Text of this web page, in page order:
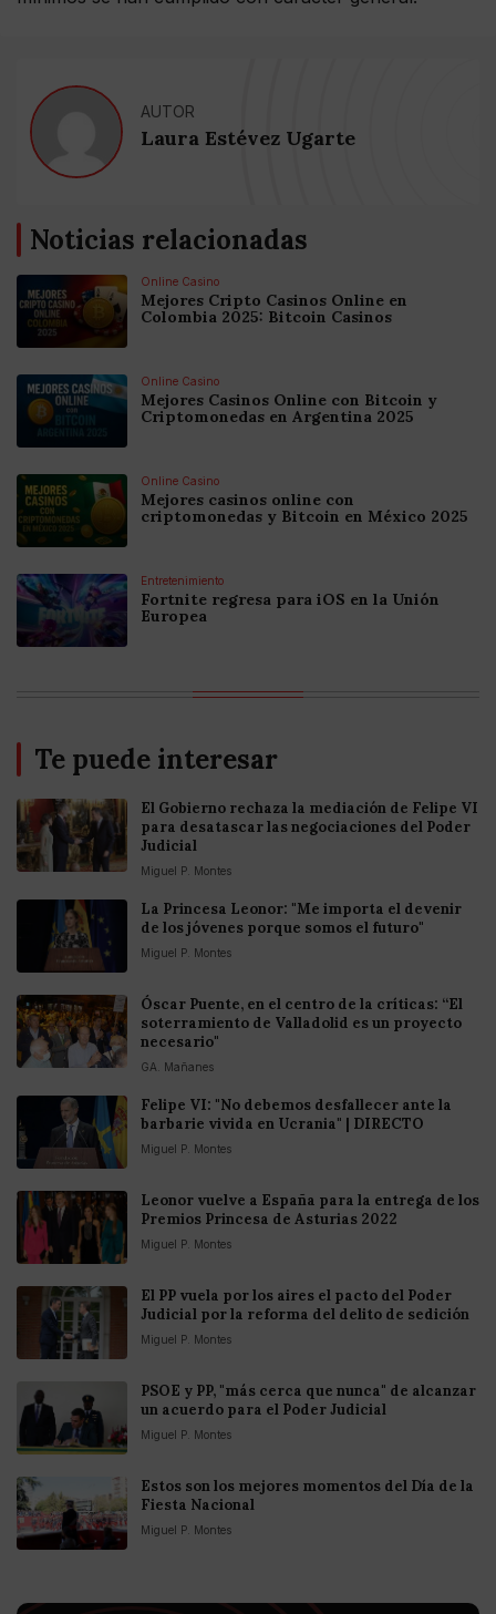
AUTOR
Laura Estévez Ugarte
Noticias relacionadas
Online Casino
Mejores Cripto Casinos Online en
Colombia 2025: Bitcoin Casinos
Online Casino
Mejores Casinos Online con Bitcoin y
Criptomonedas en Argentina 2025
Online Casino
Mejores casinos online con
criptomonedas y Bitcoin en México 2025
Entretenimiento
Fortnite regresa para iOS en la Unión
Europea
Te puede interesar
El Gobierno rechaza la mediación de Felipe VI
para desatascar las negociaciones del Poder
Judicial
Miguel P. Montes
La Princesa Leonor: "Me importa el devenir
de los jóvenes porque somos el futuro"
Miguel P. Montes
Óscar Puente, en el centro de la críticas: “El
soterramiento de Valladolid es un proyecto
necesario"
GA. Mañanes
Felipe VI: "No debemos desfallecer ante la
barbarie vivida en Ucrania" | DIRECTO
Miguel P. Montes
Leonor vuelve a España para la entrega de los
Premios Princesa de Asturias 2022
Miguel P. Montes
El PP vuela por los aires el pacto del Poder
Judicial por la reforma del delito de sedición
Miguel P. Montes
PSOE y PP, "más cerca que nunca" de alcanzar
un acuerdo para el Poder Judicial
Miguel P. Montes
Estos son los mejores momentos del Día de la
Fiesta Nacional
Miguel P. Montes